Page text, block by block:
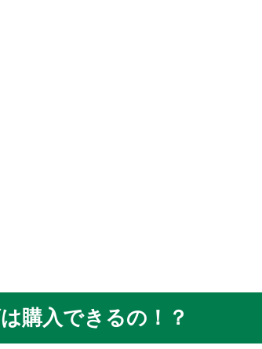
購入できるの！？